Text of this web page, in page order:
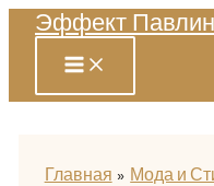
Перейти
содержимому
Эффект
Главная
Мода и